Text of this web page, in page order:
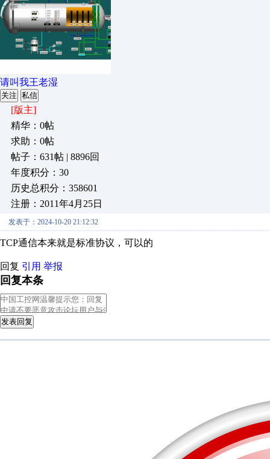
请叫我王老湿
关注 私信
[版主]
精华：0帖
求助：0帖
帖子：631帖 | 8896回
年度积分：30
历史总积分：358601
注册：2011年4月25日
发表于：2024-10-20 21:12:32
TCP通信本来就是标准协议，可以的
回复 引用 举报
回复本条
发表回复